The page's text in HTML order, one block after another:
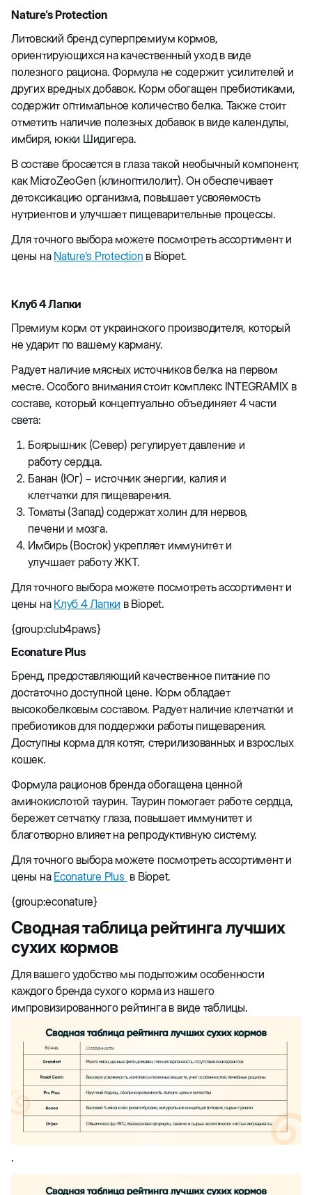
Nature's Protection
Литовский бренд суперпремиум кормов,
ориентирующихся на качественный уход в виде
полезного рациона. Формула не содержит усилителей и
других вредных добавок. Корм обогащен пребиотиками,
содержит оптимальное количество белка. Также стоит
отметить наличие полезных добавок в виде календулы,
имбиря, юкки Шидигера.
В составе бросается в глаза такой необычный компонент,
как MicroZeoGen (клиноптилолит). Он обеспечивает
детоксикацию организма, повышает усвояемость
нутриентов и улучшает пищеварительные процессы.
Для точного выбора можете посмотреть ассортимент и
цены на Nature's Protection в Biopet.
Клуб 4 Лапки
Премиум корм от украинского производителя, который
не ударит по вашему карману.
Радует наличие мясных источников белка на первом
месте. Особого внимания стоит комплекс INTEGRAMIX в
составе, который концептуально объединяет 4 части
света:
Боярышник (Север) регулирует давление и
работу сердца.
Банан (Юг) − источник энергии, калия и
клетчатки для пищеварения.
Томаты (Запад) содержат холин для нервов,
печени и мозга.
Имбирь (Восток) укрепляет иммунитет и
улучшает работу ЖКТ.
Для точного выбора можете посмотреть ассортимент и
цены на Клуб 4 Лапки в Biopet.
{group:club4paws}
Econature Plus
Бренд, предоставляющий качественное питание по
достаточно доступной цене. Корм обладает
высокобелковым составом. Радует наличие клетчатки и
пребиотиков для поддержки работы пищеварения.
Доступны корма для котят, стерилизованных и взрослых
кошек.
Формула рационов бренда обогащена ценной
аминокислотой таурин. Таурин помогает работе сердца,
бережет сетчатку глаза, повышает иммунитет и
благотворно влияет на репродуктивную систему.
Для точного выбора можете посмотреть ассортимент и
цены на Econature Plus в Biopet.
{group:econature}
Сводная таблица рейтинга лучших
сухих кормов
Для вашего удобство мы подытожим особенности
каждого бренда сухого корма из нашего
импровизированного рейтинга в виде таблицы.
.